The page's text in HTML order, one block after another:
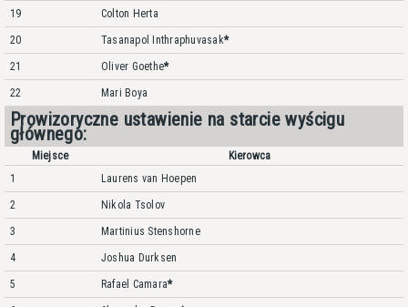
19 Colton Herta
20 Tasanapol Inthraphuvasak*
21 Oliver Goethe*
22 Mari Boya
Prowizoryczne ustawienie na starcie wyścigu
głównego:
Miejsce
Kierowca
1
Laurens van Hoepen
2 Nikola Tsolov
3 Martinius Stenshorne
4 Joshua Durksen
5 Rafael Camara*